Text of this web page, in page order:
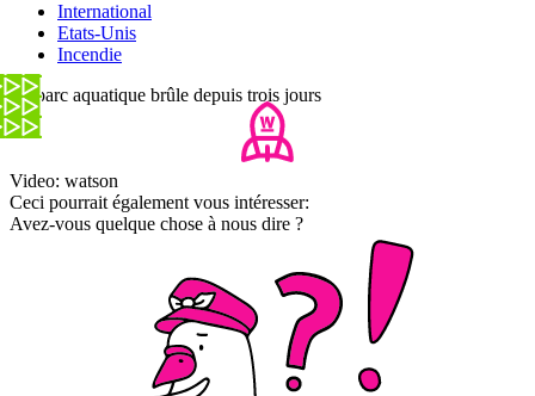
International
Etats-Unis
Incendie
Ce parc aquatique brûle depuis trois jours
Video: watson
Ceci pourrait également vous intéresser:
Avez-vous quelque chose à nous dire ?